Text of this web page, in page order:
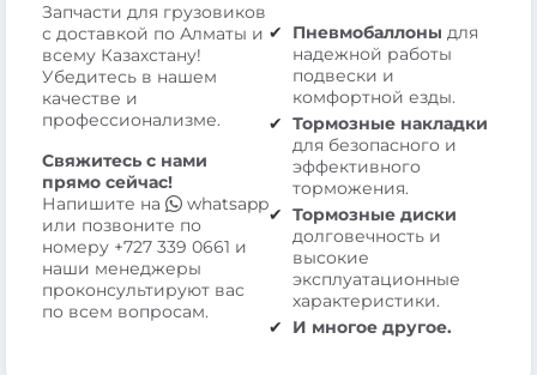
Запчасти для грузовиков
с доставкой по Алматы и
всему Казахстану!
Убедитесь в нашем
качестве и
профессионализме.
Свяжитесь с нами
прямо сейчас!
Напишите на
whatsapp
или позвоните по
номеру +727 339 0661 и
наши менеджеры
проконсультируют вас
по всем вопросам.
Пневмобаллоны для
надежной работы
подвески и
комфортной езды.
Тормозные накладки
для безопасного и
эффективного
торможения.
Тормозные диски
долговечность и
высокие
эксплуатационные
характеристики.
И многое другое.